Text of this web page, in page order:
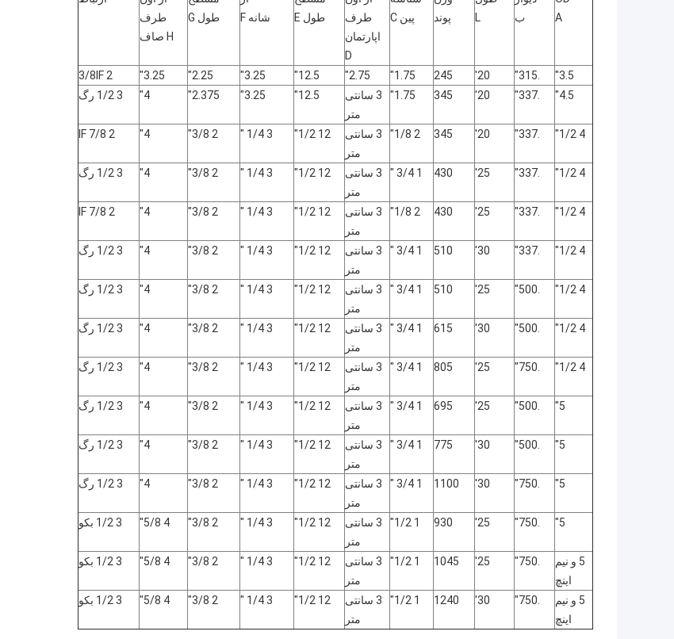
A
ب
L
پوند
پین C
طرف
اپارتمان
D
طول E
شانه F
طول G
طرف
H صاف
3.5"
.315"
20'
245
1.75"
2.75"
12.5"
3.25"
2.25"
3.25"
2 3/8IF
4.5"
.337"
20'
345
1.75"
3 سانتی
متر
12.5"
3.25"
2.375"
4" 3 1/2 رگ
4 1/2"
.337"
20'
345
2 1/8"
3 سانتی
متر
12 1/2"
3 1/4 "
2 3/8"
4"
2 7/8 IF
4 1/2"
.337"
25'
430
1 3/4 "
3 سانتی
متر
12 1/2"
3 1/4 "
2 3/8"
4" 3 1/2 رگ
4 1/2"
.337"
25'
430
2 1/8"
3 سانتی
متر
12 1/2"
3 1/4 "
2 3/8"
4"
2 7/8 IF
4 1/2"
.337"
30'
510
1 3/4 "
3 سانتی
متر
12 1/2"
3 1/4 "
2 3/8"
4" 3 1/2 رگ
4 1/2"
.500"
25'
510
1 3/4 "
3 سانتی
متر
12 1/2"
3 1/4 "
2 3/8"
4" 3 1/2 رگ
4 1/2"
.500"
30'
615
1 3/4 "
3 سانتی
متر
12 1/2"
3 1/4 "
2 3/8"
4" 3 1/2 رگ
4 1/2"
.750"
25'
805
1 3/4 "
3 سانتی
متر
12 1/2"
3 1/4 "
2 3/8"
4" 3 1/2 رگ
5"
.500"
25'
695
1 3/4 "
3 سانتی
متر
12 1/2"
3 1/4 "
2 3/8"
4" 3 1/2 رگ
5"
.500"
30'
775
1 3/4 "
3 سانتی
متر
12 1/2"
3 1/4 "
2 3/8"
4" 3 1/2 رگ
5"
.750"
30'
1100
1 3/4 "
3 سانتی
متر
12 1/2"
3 1/4 "
2 3/8"
4" 3 1/2 رگ
5"
.750"
25'
930
1 1/2"
3 سانتی
متر
12 1/2"
3 1/4 "
2 3/8"
4 5/8" 3 1/2 بکو
5 و نیم
اینچ
.750"
25'
1045
1 1/2"
3 سانتی
متر
12 1/2"
3 1/4 "
2 3/8"
4 5/8" 3 1/2 بکو
5 و نیم
اینچ
.750"
30'
1240
1 1/2"
3 سانتی
متر
12 1/2"
3 1/4 "
2 3/8"
4 5/8" 3 1/2 بکو